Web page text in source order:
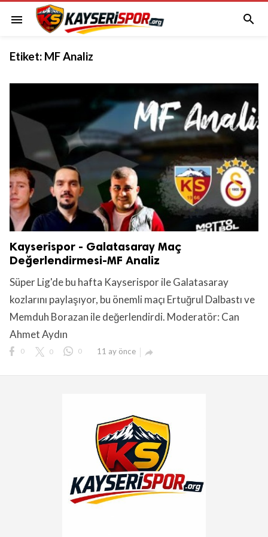
menu 
Etiket: MF Analiz
Kayserispor - Galatasaray Maç
Değerlendirmesi-MF Analiz
Süper Lig'de bu hafta Kayserispor ile Galatasaray
kozlarını paylaşıyor, bu önemli maçı Ertuğrul Dalbastı ve
Memduh Borazan ile değerlendirdi. Moderatör: Can
Ahmet Aydın
0 0 0 11 ay önce 